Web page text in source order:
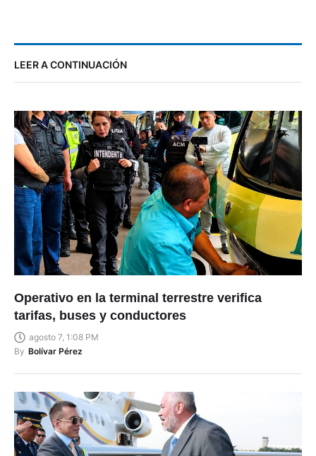
LEER A CONTINUACIÓN
Operativo en la terminal terrestre verifica
tarifas, buses y conductores
agosto 7, 1:08 PM
By Bolívar Pérez